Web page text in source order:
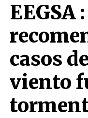
EEGSA
casos
viento